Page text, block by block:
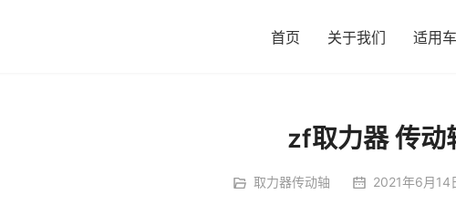
首页 关于我们 适用
zf取力器 传动
取力器传动轴 2021年6月14